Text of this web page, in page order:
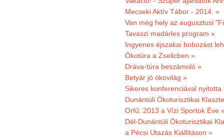
Mecseki Aktív Tábor - 2014. »
Van még hely az augusztusi
Tavaszi madárles program »
Ingyenes éjszakai bobozást
Ökotúra a Zselicben »
Dráva-túra beszámoló »
Betyár jó ökovilág »
Sikeres konferenciával
Dunántúli Ökoturisztikai
Orfű: 2013 a Vízi Sportok Éve
Dél-Dunántúli Ökoturisztikai
a Pécsi Utazás Kiállításon »